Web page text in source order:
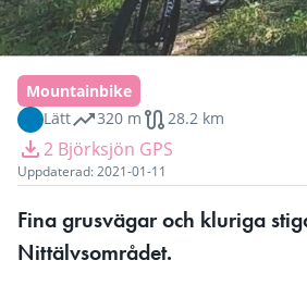
Mountainbike
Lätt 320 m 28.2 km
2 Björksjön GPS
Uppdaterad:2021-01-11
Fina grusvägar och kluriga
Nittälvsområdet.